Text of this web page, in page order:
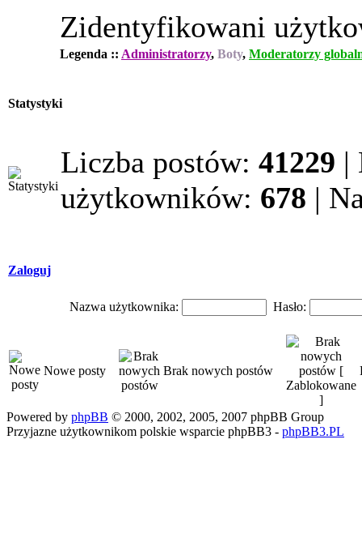
Zidentyfikowani
Legenda :: Administratorzy, Boty, Moderatorzy
Statystyki
Liczba postów: 41229 |
użytkowników: 678 |
Zaloguj
Nazwa użytkownika: Hasło:
Nowe posty Brak nowych postów
Powered by phpBB © 2000, 2002, 2005, 2007 phpBB Group
Przyjazne użytkownikom polskie wsparcie phpBB3 - phpBB3.PL